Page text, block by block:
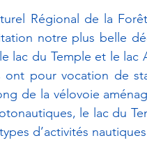
Régional de la
notre plus belle
lac du Temple et le
ont pour vocation de
de la vélovoie
le lac du
d’activités